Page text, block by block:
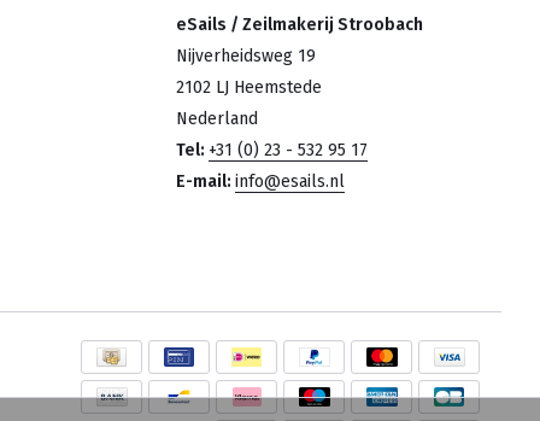
eSails / Zeilmakerij Stroobach
Nijverheidsweg 19
2102 LJ Heemstede
Nederland
Tel: +31 (0) 23 - 532 95 17
E-mail: info@esails.nl